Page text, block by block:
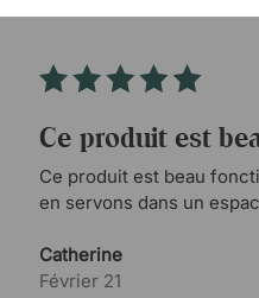
Ce produit est
Ce produit est beau
en servons dans un
Catherine
Février 21